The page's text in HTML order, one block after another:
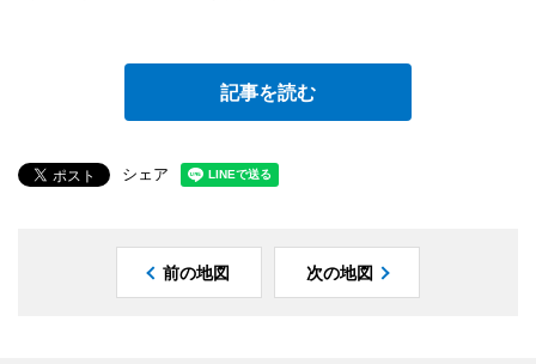
記事を読む
シェア
前の地図 次の地図